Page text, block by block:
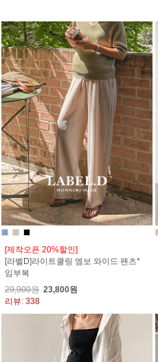
[제작오픈 20%할인]
[라벨D]라이트쿨링 엠보 와이드 팬츠*
임부복
29,900원 23,800원
리뷰: 338